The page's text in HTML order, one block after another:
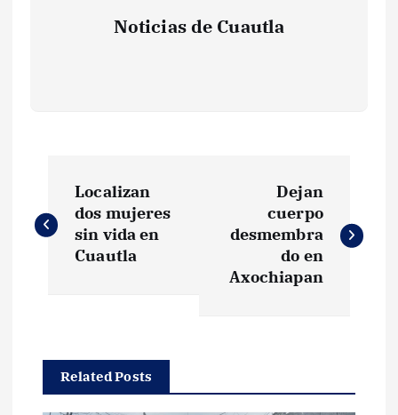
Noticias de Cuautla
a
g
a
Localizan
dos mujeres
sin vida en
Cuautla
Dejan
cuerpo
desmembra
do en
Axochiapan
Related Posts